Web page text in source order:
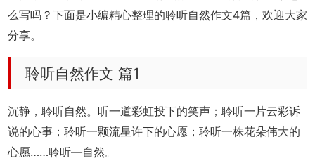
么写吗？下面是小编精心整理的聆听自然作文4篇，欢迎大家
分享。
聆听自然作文 篇1
沉静，聆听自然。听一道彩虹投下的笑声；聆听一片云彩诉
说的心事；聆听一颗流星许下的心愿；聆听一株花朵伟大的
心愿……聆听―自然。